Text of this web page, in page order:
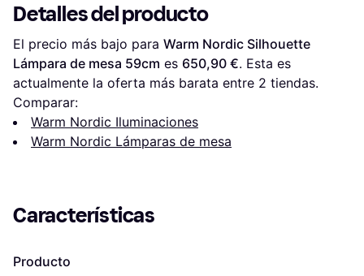
Detalles del producto
El precio más bajo para Warm Nordic Silhouette
Lámpara de mesa 59cm es 650,90 €. Esta es
actualmente la oferta más barata entre 2 tiendas.
Comparar:
Warm Nordic Iluminaciones
Warm Nordic Lámparas de mesa
Características
Producto